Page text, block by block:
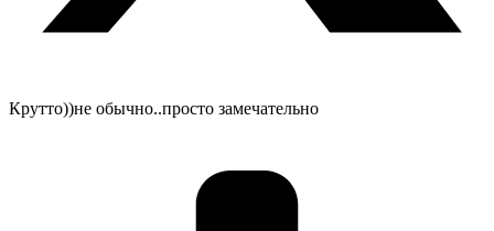
Крутто))не обычно..просто замечательно